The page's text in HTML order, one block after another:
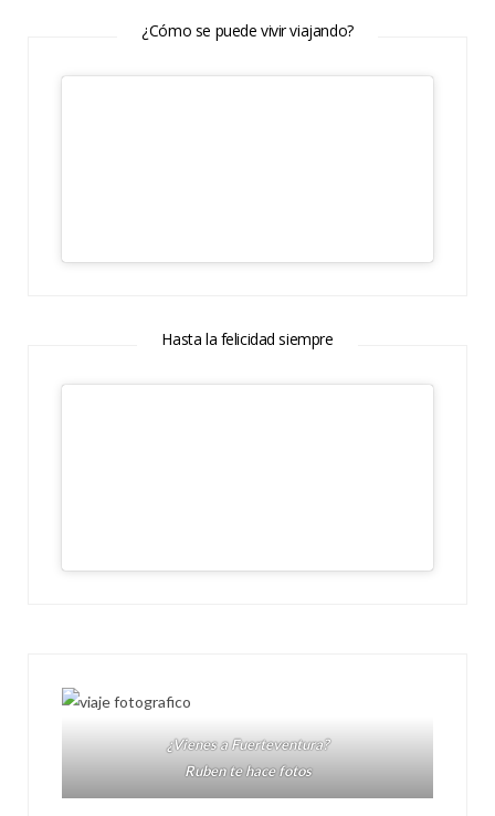
¿Cómo se puede vivir viajando?
Hasta la felicidad siempre
¿Vienes a Fuerteventura?
Ruben te hace fotos